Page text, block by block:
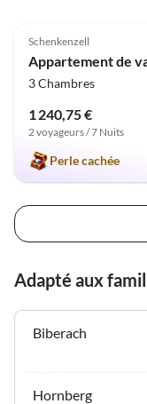
Naturschönheit,
kommen gerne
Schenkenzell
3 Chambres
1 240,75 €
2 voyageurs / 7 Nuits
Perle cachée
Adapté aux
Biberach
Hornberg